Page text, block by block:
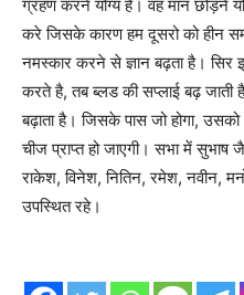
ग्रहण करने योग्य है। वह मान छोड़ने
करे जिसके कारण हम दूसरो को हीन
नमस्कार करने से ज्ञान बढ़ता है।
करते है, तब ब्लड की सप्लाई बढ़ जाती
बढ़ाता है। जिसके पास जो होगा,
चीज प्राप्त हो जाएगी। सभा में
राकेश, विनेश, नितिन, रमेश, नवीन,
उपस्थित रहे।